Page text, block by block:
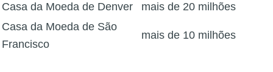
Casa da Moeda de Denver
mais de 20 milhões
Casa da Moeda de São
Francisco
mais de 10 milhões